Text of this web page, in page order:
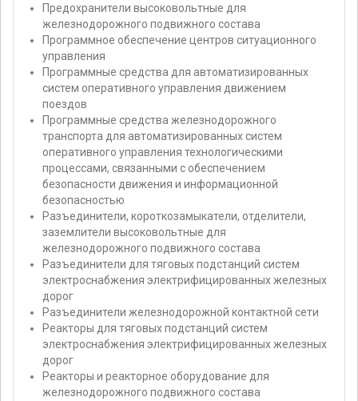
Предохранители высоковольтные для
железнодорожного подвижного состава
Программное обеспечение центров ситуационного
управления
Программные средства для автоматизированных
систем оперативного управления движением
поездов
Программные средства железнодорожного
транспорта для автоматизированных систем
оперативного управления технологическими
процессами, связанными с обеспечением
безопасности движения и информационной
безопасностью
Разъединители, короткозамыкатели, отделители,
заземлители высоковольтные для
железнодорожного подвижного состава
Разъединители для тяговых подстанций систем
электроснабжения электрифицированных железных
дорог
Разъединители железнодорожной контактной сети
Реакторы для тяговых подстанций систем
электроснабжения электрифицированных железных
дорог
Реакторы и реакторное оборудование для
железнодорожного подвижного состава